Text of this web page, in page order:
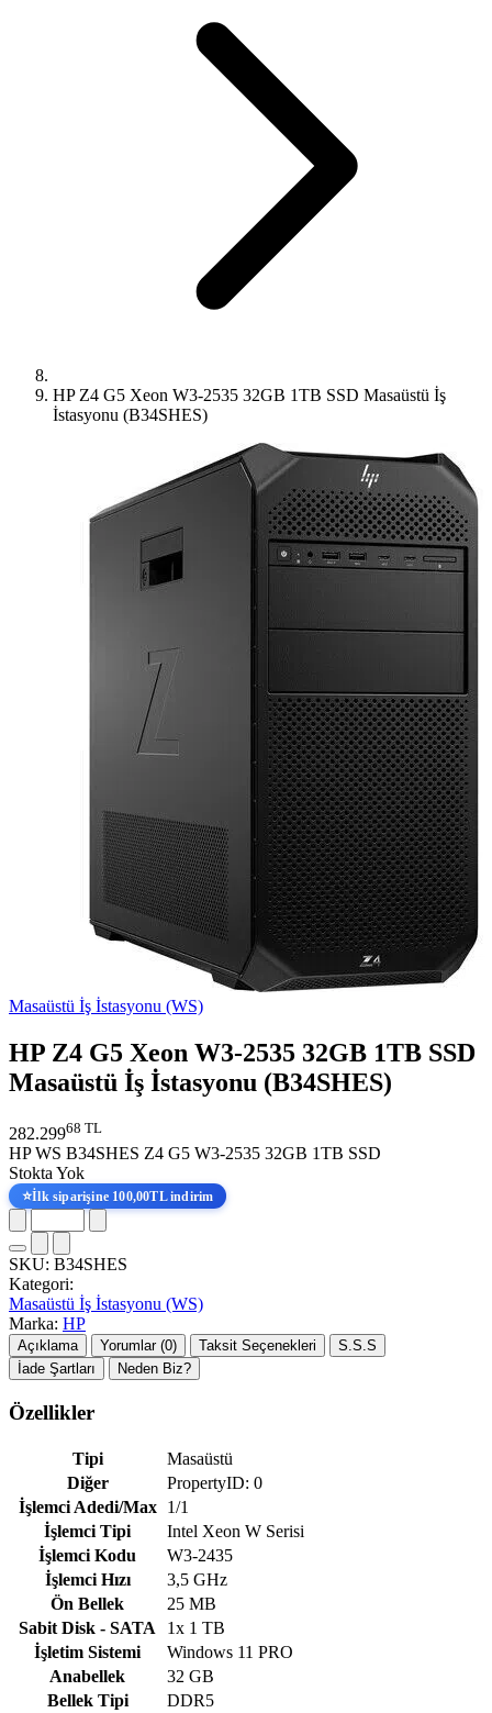
HP Z4 G5 Xeon W3-2535 32GB 1TB SSD Masaüstü İş
İstasyonu (B34SHES)
Masaüstü İş İstasyonu (WS)
HP Z4 G5 Xeon W3-2535 32GB 1TB SSD
Masaüstü İş İstasyonu (B34SHES)
282.29968 TL
HP WS B34SHES Z4 G5 W3-2535 32GB 1TB SSD
Stokta Yok
⭐İlk siparişine 100,00TL indirim
SKU: B34SHES
Kategori:
Masaüstü İş İstasyonu (WS)
Marka: HP
Açıklama Yorumlar (0) Taksit Seçenekleri
S.S.S
İade Şartları
Neden Biz?
Özellikler
Tipi
Masaüstü
Diğer
PropertyID: 0
İşlemci Adedi/Max
1/1
İşlemci Tipi
Intel Xeon W Serisi
İşlemci Kodu
W3-2435
İşlemci Hızı
3,5 GHz
Ön Bellek
25 MB
Sabit Disk - SATA
1x 1 TB
İşletim Sistemi
Windows 11 PRO
Anabellek
32 GB
Bellek Tipi
DDR5